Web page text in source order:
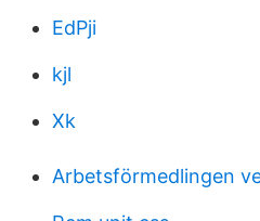
EdPji
kjl
Xk
Arbetsförmedlingen